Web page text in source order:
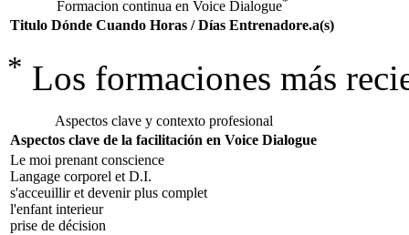
Formacion continua en Voice Dialogue
Titulo Dónde Cuando Horas / Días Entrenadore.a(s)
* Los formaciones más
Aspectos clave y contexto profesional
Aspectos clave de la facilitación en Voice Dialogue
Le moi prenant conscience
Langage corporel et D.I.
s'acceuillir et devenir plus complet
l'enfant interieur
prise de décision